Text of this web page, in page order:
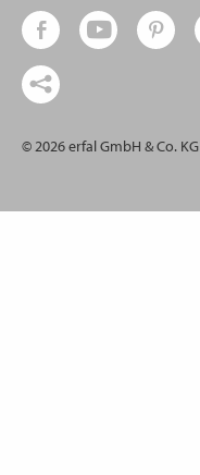
© 2026 erfal GmbH & Co. KG